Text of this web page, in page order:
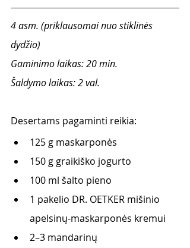
4 asm. (priklausomai nuo stiklinės
dydžio)
Gaminimo laikas: 20 min.
Šaldymo laikas: 2 val.
Desertams pagaminti reikia:
125 g maskarponės
150 g graikiško jogurto
100 ml šalto pieno
1 pakelio DR. OETKER mišinio
apelsinų-maskarponės kremui
2–3 mandarinų